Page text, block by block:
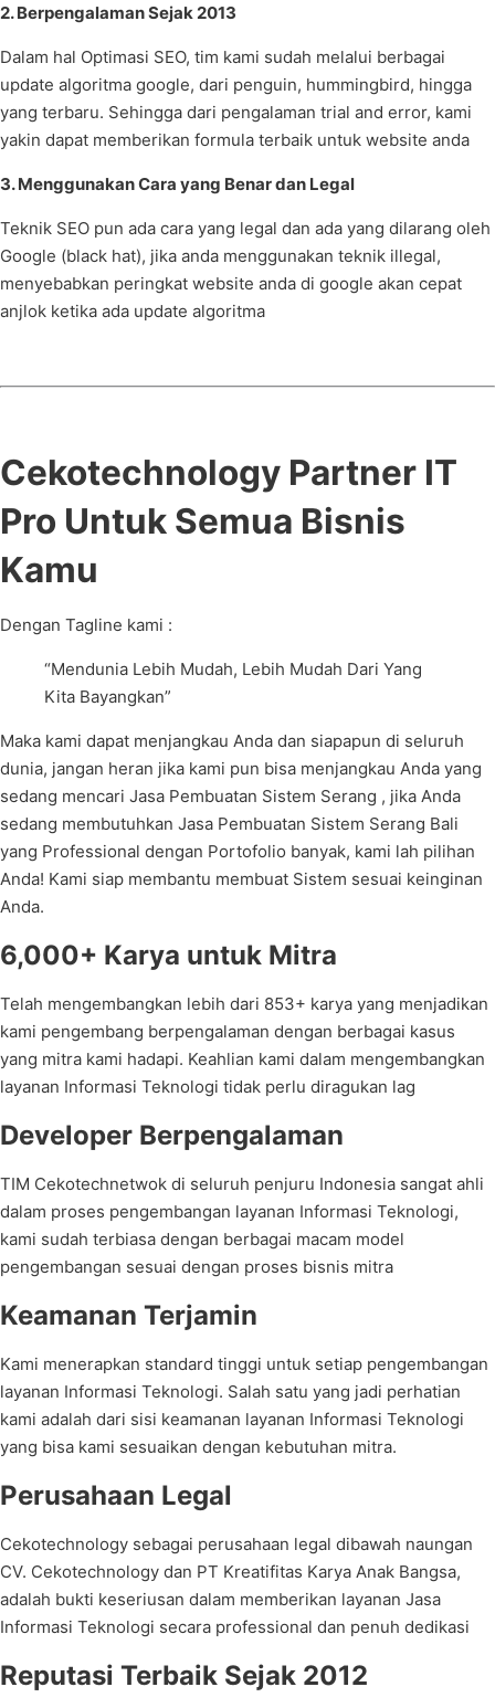
2. Berpengalaman Sejak 2013
Dalam hal Optimasi SEO, tim kami sudah melalui berbagai
update algoritma google, dari penguin, hummingbird, hingga
yang terbaru. Sehingga dari pengalaman trial and error, kami
yakin dapat memberikan formula terbaik untuk website anda
3. Menggunakan Cara yang Benar dan Legal
Teknik SEO pun ada cara yang legal dan ada yang dilarang oleh
Google (black hat), jika anda menggunakan teknik illegal,
menyebabkan peringkat website anda di google akan cepat
anjlok ketika ada update algoritma
Cekotechnology Partner IT
Pro Untuk Semua Bisnis
Kamu
Dengan Tagline kami :
“Mendunia Lebih Mudah, Lebih Mudah Dari Yang
Kita Bayangkan”
Maka kami dapat menjangkau Anda dan siapapun di seluruh
dunia, jangan heran jika kami pun bisa menjangkau Anda yang
sedang mencari Jasa Pembuatan Sistem Serang , jika Anda
sedang membutuhkan Jasa Pembuatan Sistem Serang Bali
yang Professional dengan Portofolio banyak, kami lah pilihan
Anda! Kami siap membantu membuat Sistem sesuai keinginan
Anda.
6,000+ Karya untuk Mitra
Telah mengembangkan lebih dari 853+ karya yang menjadikan
kami pengembang berpengalaman dengan berbagai kasus
yang mitra kami hadapi. Keahlian kami dalam mengembangkan
layanan Informasi Teknologi tidak perlu diragukan lag
Developer Berpengalaman
TIM Cekotechnetwok di seluruh penjuru Indonesia sangat ahli
dalam proses pengembangan layanan Informasi Teknologi,
kami sudah terbiasa dengan berbagai macam model
pengembangan sesuai dengan proses bisnis mitra
Keamanan Terjamin
Kami menerapkan standard tinggi untuk setiap pengembangan
layanan Informasi Teknologi. Salah satu yang jadi perhatian
kami adalah dari sisi keamanan layanan Informasi Teknologi
yang bisa kami sesuaikan dengan kebutuhan mitra.
Perusahaan Legal
Cekotechnology sebagai perusahaan legal dibawah naungan
CV. Cekotechnology dan PT Kreatifitas Karya Anak Bangsa,
adalah bukti keseriusan dalam memberikan layanan Jasa
Informasi Teknologi secara professional dan penuh dedikasi
Reputasi Terbaik Sejak 2012